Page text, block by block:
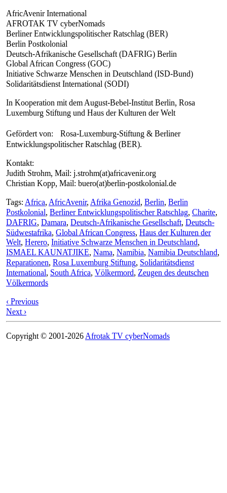
AfricAvenir International
AFROTAK TV cyberNomads
Berliner Entwicklungspolitischer Ratschlag (BER)
Berlin Postkolonial
Deutsch-Afrikanische Gesellschaft (DAFRIG) Berlin
Global African Congress (GOC)
Initiative Schwarze Menschen in Deutschland (ISD-Bund)
Solidaritätsdienst International (SODI)
In Kooperation mit dem August-Bebel-Institut Berlin, Rosa
Luxemburg Stiftung und Haus der Kulturen der Welt
Gefördert von: Rosa-Luxemburg-Stiftung & Berliner
Entwicklungspolitischer Ratschlag (BER).
Kontakt:
Judith Strohm, Mail: j.strohm(at)africavenir.org
Christian Kopp, Mail: buero(at)berlin-postkolonial.de
Tags: Africa, AfricAvenir, Afrika Genozid, Berlin, Berlin
Postkolonial, Berliner Entwicklungspolitischer Ratschlag, Charite,
DAFRIG, Damara, Deutsch-Afrikanische Gesellschaft, Deutsch-
Südwestafrika, Global African Congress, Haus der Kulturen der
Welt, Herero, Initiative Schwarze Menschen in Deutschland,
ISMAEL KAUNATJIKE, Nama, Namibia, Namibia Deutschland,
Reparationen, Rosa Luxemburg Stiftung, Solidaritätsdienst
International, South Africa, Völkermord, Zeugen des deutschen
Völkermords
‹ Previous
Next ›
Copyright © 2001-2026 Afrotak TV cyberNomads